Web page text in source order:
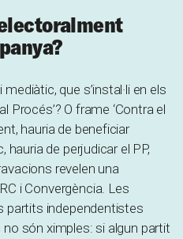
que s’instal·li en els
Procés’? O frame ‘Contra el
hauria de beneficiar
hauria de perjudicar el PP,
revelen una
i Convergència. Les
partits independentistes
són ximples: si algun partit